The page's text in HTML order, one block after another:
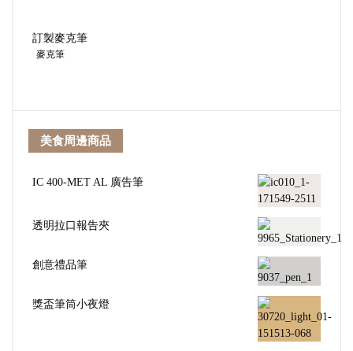
訂製麥克筆
麥克筆
美食周邊商品
IC 400-MET AL 廣告筆
透明拉口報告夾
創意禮品筆
獎盃筆筒小夜燈